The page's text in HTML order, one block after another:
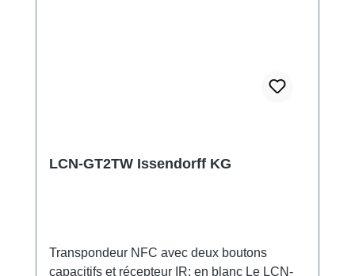
LCN-GT2TW Issendorff KG
Transpondeur NFC avec deux boutons
capacitifs et récepteur IR; en blanc Le LCN-